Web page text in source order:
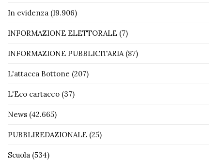
In evidenza (19.906)
INFORMAZIONE ELETTORALE (7)
INFORMAZIONE PUBBLICITARIA(87)
L'attacca Bottone (207)
L'Eco cartaceo (37)
News (42.665)
PUBBLIREDAZIONALE (25)
Scuola (534)